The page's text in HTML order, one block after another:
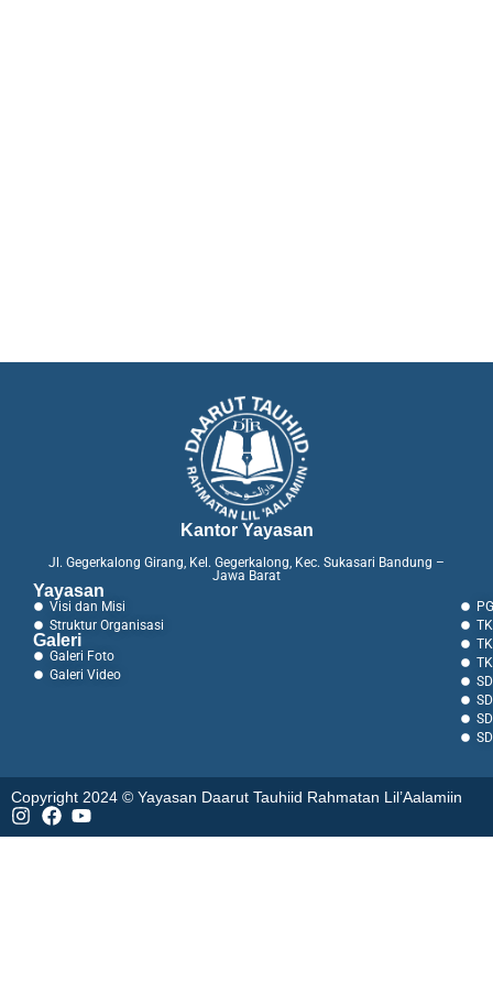
Kantor Yayasan
Jl. Gegerkalong Girang, Kel. Gegerkalong, Kec. Sukasari Bandung –
Jawa Barat
Yayasan
Visi dan Misi
Struktur Organisasi
Galeri
Galeri Foto
Galeri Video
Copyright 2024 © Yayasan Daarut Tauhiid Rahmatan Lil’Aalamiin